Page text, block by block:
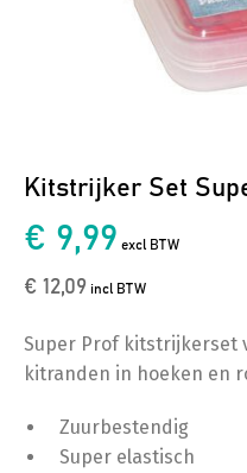
Kitstrijker Set
€ 9,99 excl BTW
€ 12,09 incl BTW
Super Prof kitstrijkerset
kitranden in hoeken en
Zuurbestendig
Super elastisch